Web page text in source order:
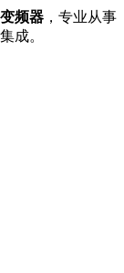
频器 ，专业从事
成。